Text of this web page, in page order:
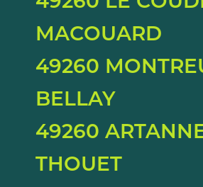
MACOUARD
49260
BELLAY
49260
THOUET